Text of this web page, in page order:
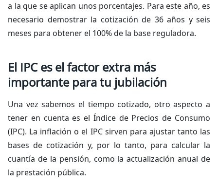
a la que se aplican unos porcentajes. Para este año, es
necesario demostrar la cotización de 36 años y seis
meses para obtener el 100% de la base reguladora.
El IPC es el factor extra más
importante para tu jubilación
Una vez sabemos el tiempo cotizado, otro aspecto a
tener en cuenta es el Índice de Precios de Consumo
(IPC). La inflación o el IPC sirven para ajustar tanto las
bases de cotización y, por lo tanto, para calcular la
cuantía de la pensión, como la actualización anual de
la prestación pública.